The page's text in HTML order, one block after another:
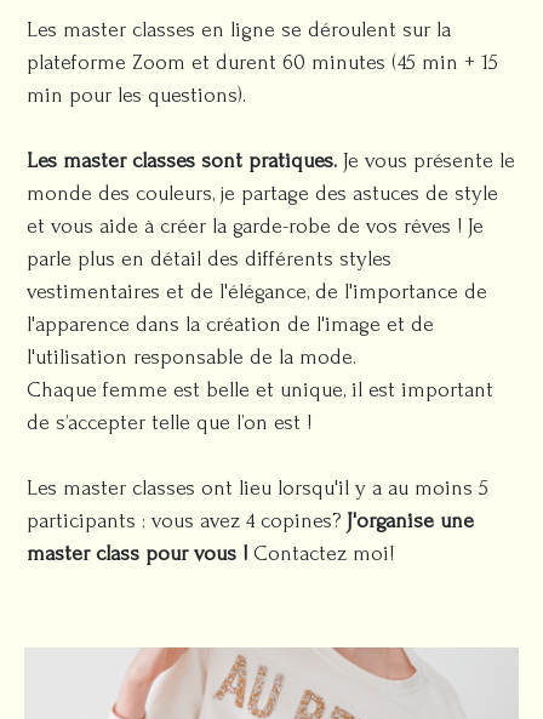
Les master classes en ligne se déroulent sur la
plateforme Zoom et durent 60 minutes (45 min + 15
min pour les questions).
Les master classes sont pratiques. Je vous présente le
monde des couleurs, je partage des astuces de style
et vous aide à créer la garde-robe de vos rêves ! Je
parle plus en détail des différents styles
vestimentaires et de l'élégance, de l'importance de
l'apparence dans la création de l'image et de
l'utilisation responsable de la mode.
Chaque femme est belle et unique, il est important
de s’accepter telle que l’on est !
Les master classes ont lieu lorsqu'il y a au moins 5
participants : vous avez 4 copines? J'organise une
master class pour vous ! Contactez moi!